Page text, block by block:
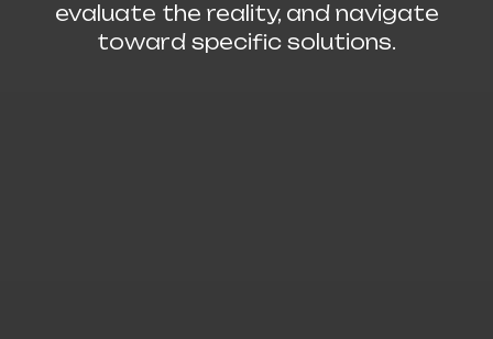
evaluate the reality, and navigate
toward specific solutions.